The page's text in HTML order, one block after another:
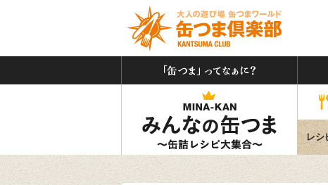
「缶
みんな
レシ